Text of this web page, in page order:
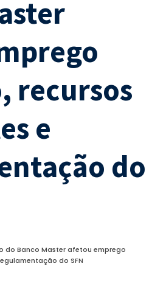
recursos
e
do
do Banco Master afetou emprego
do SFN